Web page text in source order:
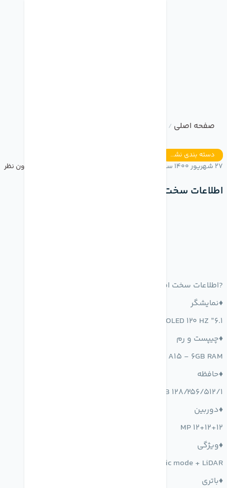
صفحه اصلی /
دسته بندی نشده
27 شهریور 1400 ساعت 16:09 بدون نظر
اطلاعات سخت افزار آیفون 13 پرو
?اطلاعات سخت افزار آیفون13 پرو
♦️نمایشگر
6.1” OLED 120 HZ
♦️چیپست و رم
A15 - 6GB RAM
♦️حافظه
128/256/512/1 TB
♦️دوربین
12+12+12 MP
♦️ویژگی
Cinematic mode + LiDAR
♦️باتری